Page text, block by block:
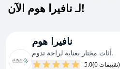
لـ نافيرا هوم الآن!
نافيرا هوم
أثاث مختار بعناية لراحة تدوم.
5.0 (0 تقييمات)